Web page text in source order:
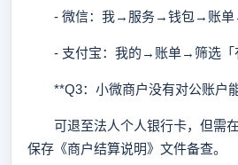
- 微信：我→服务→钱包→账单
- 支付宝：我的→账单→筛选「
**Q3：小微商户没有对公账户
可退至法人个人银行卡，但需在
保存《商户结算说明》文件备查。